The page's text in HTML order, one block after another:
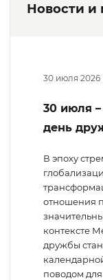
Новости и
30 июля 2026
30 июля
день
В эпоху
отношения
контексте
дружбы
поводом